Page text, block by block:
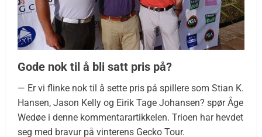
Gode nok til å bli satt pris på?
— Er vi flinke nok til å sette pris på spillere som Stian K.
Hansen, Jason Kelly og Eirik Tage Johansen? spør Åge
Wedøe i denne kommentarartikkelen. Trioen har hevdet
seg med bravur på vinterens Gecko Tour.